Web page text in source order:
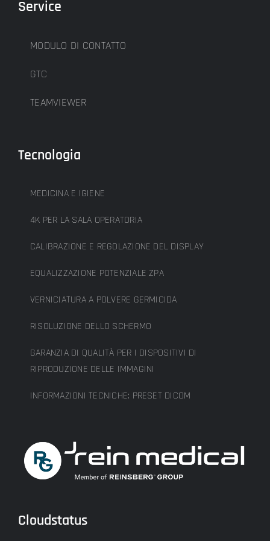
Service
MODULO DI CONTATTO
GTC
TEAMVIEWER
Tecnologia
MEDICINA E IGIENE
4K PER LA SALA OPERATORIA
CALIBRAZIONE E REGOLAZIONE DEL DISPLAY
EQUALIZZAZIONE POTENZIALE ZPA
VERNICIATURA A POLVERE GERMICIDA
RISOLUZIONE DELLO SCHERMO
GARANZIA DI QUALITÀ PER I DISPOSITIVI DI
RIPRODUZIONE DELLE IMMAGINI
INFORMAZIONI TECNICHE: PRESET DICOM
Cloudstatus